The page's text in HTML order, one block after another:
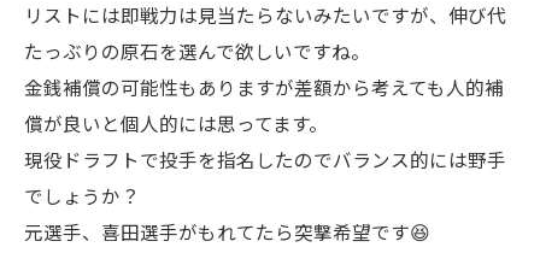
リストには即戦力は見当たらないみたいですが、伸び代
たっぶりの原石を選んで欲しいですね。
金銭補償の可能性もありますが差額から考えても人的補
償が良いと個人的には思ってます。
現役ドラフトで投手を指名したのでバランス的には野手
でしょうか？
元選手、喜田選手がもれてたら突撃希望です😆